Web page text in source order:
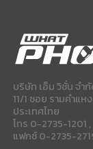
บริษัท เอ็ม วิชั่น จำ
11/1 ซอย รามคำแห
ประเทศไทย
โทร 0-2735-1201
แฟกซ์ 0-2735-